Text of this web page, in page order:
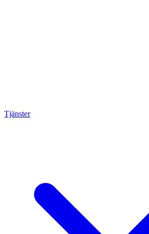
Tjänster